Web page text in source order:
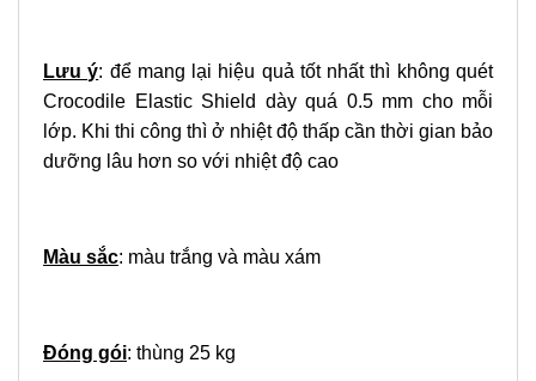
Lưu ý: để mang lại hiệu quả tốt nhất thì không quét
Crocodile Elastic Shield dày quá 0.5 mm cho mỗi
lớp. Khi thi công thì ở nhiệt độ thấp cần thời gian bảo
dưỡng lâu hơn so với nhiệt độ cao
Màu sắc: màu trắng và màu xám
Đóng gói: thùng 25 kg